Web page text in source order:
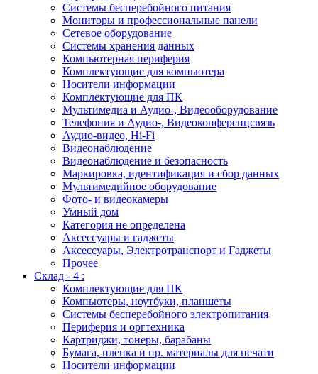
Системы бесперебойного питания
Мониторы и профессиональные панели
Сетевое оборудование
Системы хранения данных
Компьютерная периферия
Комплектующие для компьютера
Носители информации
Комплектующие для ПК
Мультимедиа и Аудио-, Видеооборудование
Телефония и Аудио-, Видеоконференцсвязь
Аудио-видео, Hi-Fi
Видеонаблюдение
Видеонаблюдение и безопасность
Маркировка, идентификация и сбор данных
Мультимедийное оборудование
Фото- и видеокамеры
Умный дом
Категория не определена
Аксессуары и гаджеты
Аксессуары, Электротранспорт и Гаджеты
Прочее
Склад - 4 :
Комплектующие для ПК
Компьютеры, ноутбуки, планшеты
Системы бесперебойного электропитания
Периферия и оргтехника
Картриджи, тонеры, барабаны
Бумага, пленка и пр. материалы для печати
Носители информации